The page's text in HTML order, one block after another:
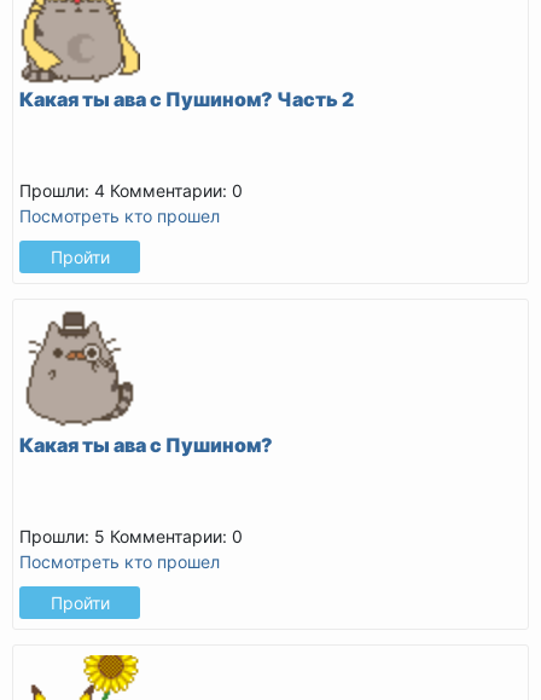
Какая ты ава с Пушином? Часть 2
Прошли: 4 Комментарии: 0
Посмотреть кто прошел
Пройти
Какая ты ава с Пушином?
Прошли: 5 Комментарии: 0
Посмотреть кто прошел
Пройти